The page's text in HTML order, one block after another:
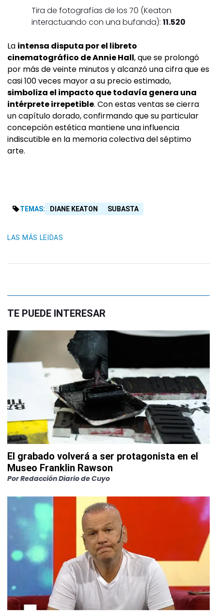
Tira de fotografías de los 70 (Keaton
interactuando con una bufanda): 11.520
La intensa disputa por el libreto
cinematográfico de Annie Hall, que se prolongó
por más de veinte minutos y alcanzó una cifra que es
casi 100 veces mayor a su precio estimado,
simboliza el impacto que todavía genera una
intérprete irrepetible. Con estas ventas se cierra
un capítulo dorado, confirmando que su particular
concepción estética mantiene una influencia
indiscutible en la memoria colectiva del séptimo
arte.
TEMAS: DIANE KEATON SUBASTA
LAS MÁS LEIDAS
TE PUEDE INTERESAR
El grabado volverá a ser protagonista en el
Museo Franklin Rawson
PorRedacción Diario de Cuyo